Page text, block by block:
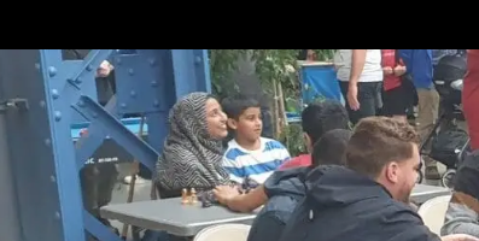
Aller
au
contenu